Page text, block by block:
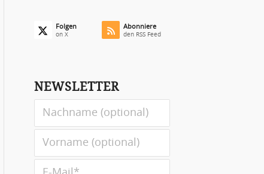
Folgen
on X
Abonniere
den RSS Feed
NEWSLETTER